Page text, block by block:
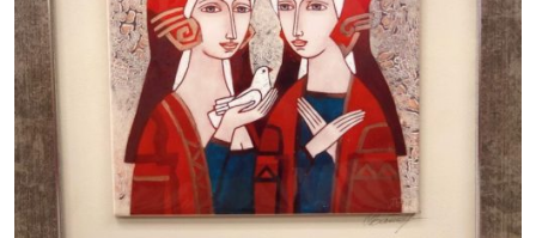
БАЙЦАЕВА ЛЮДМИЛА